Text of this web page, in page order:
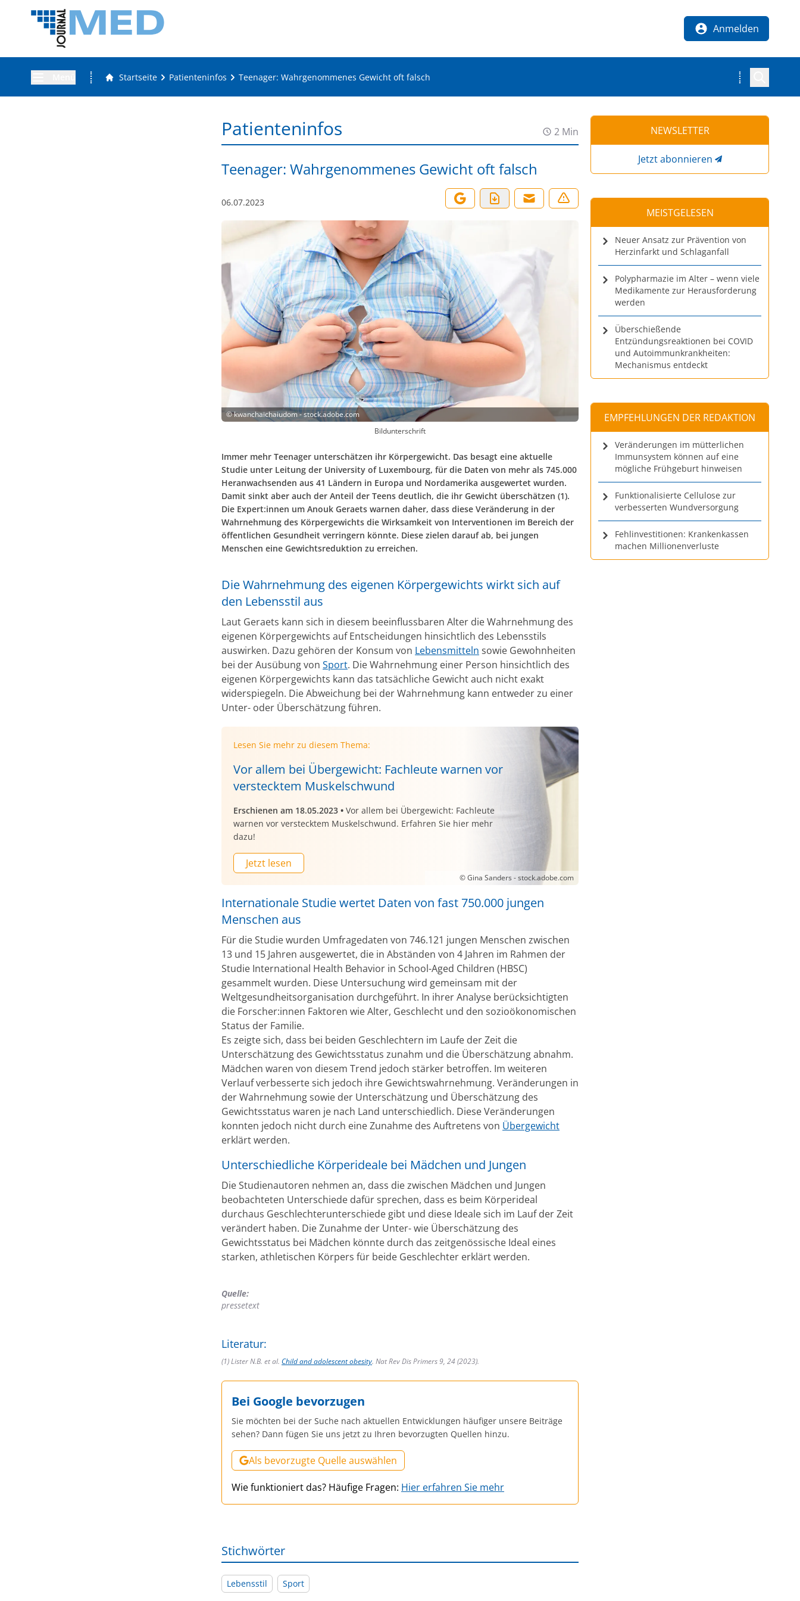
Anmelden
Startseite Patienteninfos Teenager: Wahrgenommenes Gewicht oft falsch
Patienteninfos 2 Min
Teenager: Wahrgenommenes Gewicht oft falsch
06.07.2023
©kwanchaichaiudom - stock.adobe.com
Bildunterschrift
Immer mehr Teenager unterschätzen ihr Körpergewicht. Das besagt eine aktuelle
Studie unter Leitung der University of Luxembourg, für die Daten von mehr als 745.000
Heranwachsenden aus 41 Ländern in Europa und Nordamerika ausgewertet wurden.
Damit sinkt aber auch der Anteil der Teens deutlich, die ihr Gewicht überschätzen (1).
Die Expert:innen um Anouk Geraets warnen daher, dass diese Veränderung in der
Wahrnehmung des Körpergewichts die Wirksamkeit von Interventionen im Bereich der
öffentlichen Gesundheit verringern könnte. Diese zielen darauf ab, bei jungen
Menschen eine Gewichtsreduktion zu erreichen.
Die Wahrnehmung des eigenen Körpergewichts wirkt sich auf
den Lebensstil aus
Laut Geraets kann sich in diesem beeinflussbaren Alter die Wahrnehmung des
eigenen Körpergewichts auf Entscheidungen hinsichtlich des Lebensstils
auswirken. Dazu gehören der Konsum von Lebensmitteln sowie Gewohnheiten
bei der Ausübung von Sport. Die Wahrnehmung einer Person hinsichtlich des
eigenen Körpergewichts kann das tatsächliche Gewicht auch nicht exakt
widerspiegeln. Die Abweichung bei der Wahrnehmung kann entweder zu einer
Unter- oder Überschätzung führen.
Lesen Sie mehr zu diesem Thema:
Vor allem bei Übergewicht: Fachleute warnen vor
verstecktem Muskelschwund
Erschienen am 18.05.2023 • Vor allem bei Übergewicht: Fachleute
warnen vor verstecktem Muskelschwund. Erfahren Sie hier mehr
dazu!
Jetzt lesen
© Gina Sanders - stock.adobe.com
Internationale Studie wertet Daten von fast 750.000 jungen
Menschen aus
Für die Studie wurden Umfragedaten von 746.121 jungen Menschen zwischen
13 und 15 Jahren ausgewertet, die in Abständen von 4 Jahren im Rahmen der
Studie International Health Behavior in School-Aged Children (HBSC)
gesammelt wurden. Diese Untersuchung wird gemeinsam mit der
Weltgesundheitsorganisation durchgeführt. In ihrer Analyse berücksichtigten
die Forscher:innen Faktoren wie Alter, Geschlecht und den sozioökonomischen
Status der Familie.
Es zeigte sich, dass bei beiden Geschlechtern im Laufe der Zeit die
Unterschätzung des Gewichtsstatus zunahm und die Überschätzung abnahm.
Mädchen waren von diesem Trend jedoch stärker betroffen. Im weiteren
Verlauf verbesserte sich jedoch ihre Gewichtswahrnehmung. Veränderungen in
der Wahrnehmung sowie der Unterschätzung und Überschätzung des
Gewichtsstatus waren je nach Land unterschiedlich. Diese Veränderungen
konnten jedoch nicht durch eine Zunahme des Auftretens von Übergewicht
erklärt werden.
Unterschiedliche Körperideale bei Mädchen und Jungen
Die Studienautoren nehmen an, dass die zwischen Mädchen und Jungen
beobachteten Unterschiede dafür sprechen, dass es beim Körperideal
durchaus Geschlechterunterschiede gibt und diese Ideale sich im Lauf der Zeit
verändert haben. Die Zunahme der Unter- wie Überschätzung des
Gewichtsstatus bei Mädchen könnte durch das zeitgenössische Ideal eines
starken, athletischen Körpers für beide Geschlechter erklärt werden.
Quelle:
pressetext
Literatur:
(1) Lister N.B. et al. Child and adolescent obesity. Nat Rev Dis Primers 9, 24 (2023).
Bei Google bevorzugen
Sie möchten bei der Suche nach aktuellen Entwicklungen häufiger unsere Beiträge
sehen? Dann fügen Sie uns jetzt zu Ihren bevorzugten Quellen hinzu.
Als bevorzugte Quelle auswählen
Wie funktioniert das? Häufige Fragen: Hier erfahren Sie mehr
Stichwörter
Lebensstil Sport
NEWSLETTER
Jetzt abonnieren
MEISTGELESEN
Neuer Ansatz zur Prävention von
Herzinfarkt und Schlaganfall
Polypharmazie im Alter – wenn viele
Medikamente zur Herausforderung
werden
Überschießende
Entzündungsreaktionen bei COVID
und Autoimmunkrankheiten:
Mechanismus entdeckt
EMPFEHLUNGEN DER REDAKTION
Veränderungen im mütterlichen
Immunsystem können auf eine
mögliche Frühgeburt hinweisen
Funktionalisierte Cellulose zur
verbesserten Wundversorgung
Fehlinvestitionen: Krankenkassen
machen Millionenverluste